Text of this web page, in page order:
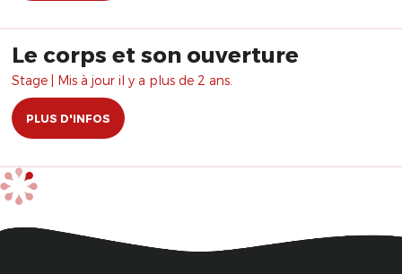
Le corps et son ouverture
Stage | Mis à jour il y a plus de 2 ans.
PLUS D'INFOS